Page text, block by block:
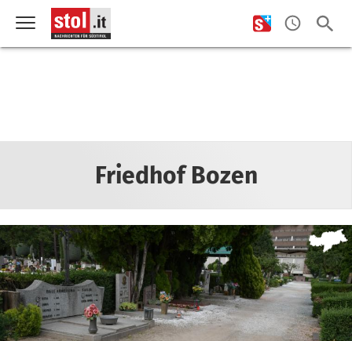
Friedhof Bozen